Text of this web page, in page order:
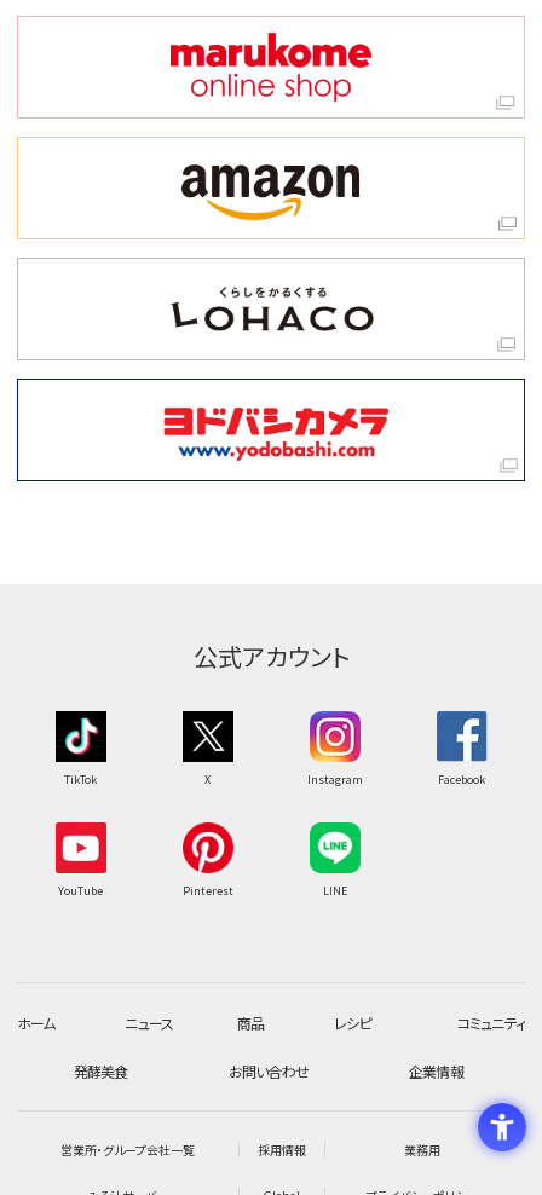
公式アカウント
TikTok X Instagram Facebook
YouTube Pinterest LINE
ホーム ニュース 商品 レシピ コミュニティ
発酵美食 お問い合わせ 企業情報
営業所・グループ会社一覧 採用情報 業務用